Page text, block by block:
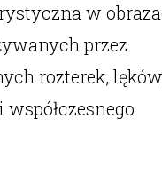
w
przez
rozterek,